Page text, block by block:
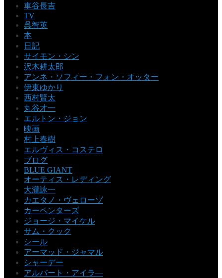
車谷長吉
TV
呉智英
本
日記
サイモン・シン
沢木耕太郎
アンネ・ソフィー・フォン・オッター
伊東ゆかり
西村賢太
丸谷才一
エルトン・ジョン
映画
村上春樹
エルヴィス・コステロ
ブログ
BLUE GIANT
オーティス・レディング
大瀧詠一
カエタノ・ヴェローゾ
カーペンターズ
ジョージ・マイケル
サム・クック
シール
アーマッド・ジャマル
シャーデー
アルバート・アイラ―